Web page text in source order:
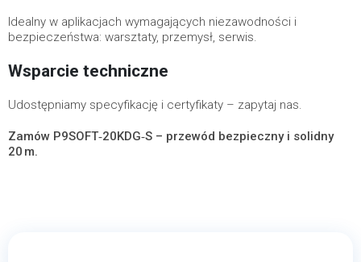
Idealny w aplikacjach wymagających niezawodności i
bezpieczeństwa: warsztaty, przemysł, serwis.
Wsparcie techniczne
Udostępniamy specyfikację i certyfikaty – zapytaj nas.
Zamów P9SOFT‑20KDG‑S – przewód bezpieczny i solidny
20 m.